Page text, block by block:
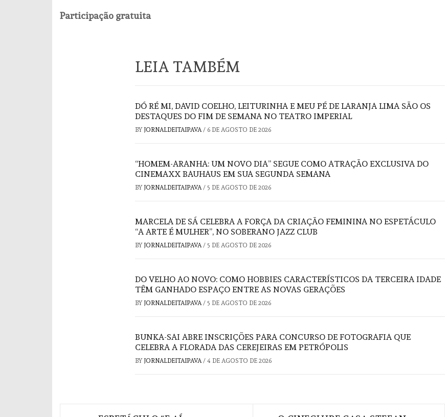
Participação gratuita
LEIA TAMBÉM
DÓ RÉ MI, DAVID COELHO, LEITURINHA E MEU PÉ DE LARANJA LIMA SÃO OS
DESTAQUES DO FIM DE SEMANA NO TEATRO IMPERIAL
BY JORNALDEITAIPAVA / 6 DE AGOSTO DE 2026
“HOMEM-ARANHA: UM NOVO DIA” SEGUE COMO ATRAÇÃO EXCLUSIVA DO
CINEMAXX BAUHAUS EM SUA SEGUNDA SEMANA
BY JORNALDEITAIPAVA / 5 DE AGOSTO DE 2026
MARCELA DE SÁ CELEBRA A FORÇA DA CRIAÇÃO FEMININA NO ESPETÁCULO
“A ARTE É MULHER”, NO SOBERANO JAZZ CLUB
BY JORNALDEITAIPAVA / 5 DE AGOSTO DE 2026
DO VELHO AO NOVO: COMO HOBBIES CARACTERÍSTICOS DA TERCEIRA IDADE
TÊM GANHADO ESPAÇO ENTRE AS NOVAS GERAÇÕES
BY JORNALDEITAIPAVA / 5 DE AGOSTO DE 2026
BUNKA-SAI ABRE INSCRIÇÕES PARA CONCURSO DE FOTOGRAFIA QUE
CELEBRA A FLORADA DAS CEREJEIRAS EM PETRÓPOLIS
BY JORNALDEITAIPAVA / 4 DE AGOSTO DE 2026